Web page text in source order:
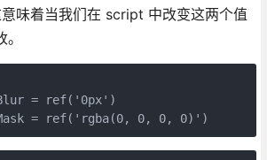
味着当我们在 script 中改变这两个值
= ref('0px')
= ref('rgba(0, 0, 0, 0)')